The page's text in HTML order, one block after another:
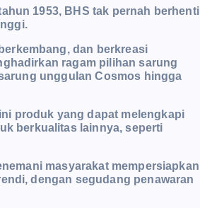
1953, BHS tak pernah berhenti
dan berkreasi
ragam pilihan sarung
unggulan Cosmos hingga
produk yang dapat melengkapi
berkualitas lainnya, seperti
masyarakat mempersiapkan
dengan segudang penawaran